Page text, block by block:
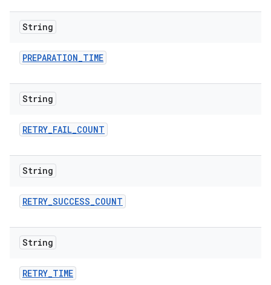
String
PREPARATION_TIME
String
RETRY_FAIL_COUNT
String
RETRY_SUCCESS_COUNT
String
RETRY_TIME